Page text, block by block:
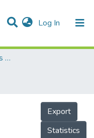
Log In (current)
1. Publicaciones y eventos institucionales
Export
Statistics